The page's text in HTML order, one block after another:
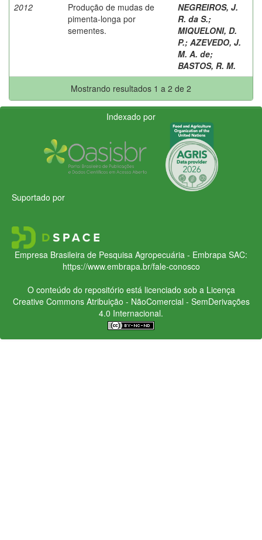
2012
Produção de mudas de
pimenta-longa por
sementes.
NEGREIROS, J.
R. da S.;
MIQUELONI, D.
P.; AZEVEDO, J.
M. A. de;
BASTOS, R. M.
Mostrando resultados 1 a 2 de 2
Indexado por
Suportado por
Empresa Brasileira de Pesquisa Agropecuária - Embrapa SAC:
https://www.embrapa.br/fale-conosco
O conteúdo do repositório está licenciado sob a Licença
Creative CommonsAtribuição - NãoComercial - SemDerivações
4.0 Internacional.